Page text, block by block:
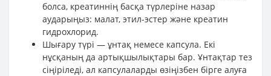
болса, креатиннің басқа түрлеріне назар
аударыңыз: малат, этил-эстер және креатин
гидрохлорид.
Шығару түрі — ұнтақ немесе капсула. Екі
нұсқаның да артықшылықтары бар. Ұнтақтар тез
сіңіріледі, ал капсулаларды өзіңізбен бірге алуға